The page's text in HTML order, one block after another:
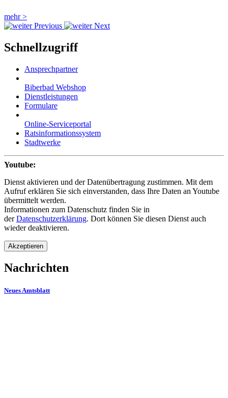
mehr >
Previous
Next
Schnellzugriff
Ansprechpartner
Biberbad Webshop
Dienstleistungen
Formulare
Online-Serviceportal
Ratsinformationssystem
Stadtwerke
Youtube:
Dienst aktivieren und der Datenübertragung zustimmen. Mit dem
Aufruf erklären Sie sich einverstanden, dass Ihre Daten an Youtube
übermittelt werden.
Informationen zum Datenschutz finden Sie in
derDatenschutzerklärung. Dort können Sie diesen Dienst auch
wieder deaktivieren.
Akzeptieren
Nachrichten
Neues Amtsblatt